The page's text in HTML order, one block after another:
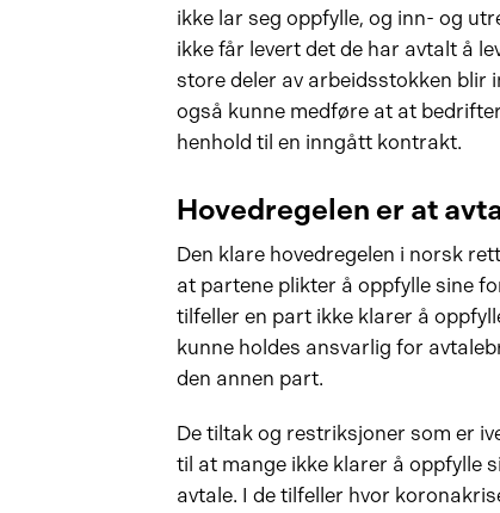
ikke lar seg oppfylle, og inn- og
ikke får levert det de har avtalt å
store deler av arbeidsstokken blir
også kunne medføre at at
henhold til en inngått kontrakt.
Hovedregelen er at
Den klare hovedregelen i norsk
at partene plikter å oppfylle sine
tilfeller en part ikke klarer å
kunne holdes ansvarlig for
den annen part.
De tiltak og restriksjoner som er
til at mange ikke klarer å oppfylle
avtale. I de tilfeller hvor